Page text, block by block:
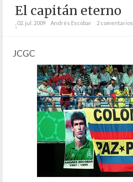
El capitán eterno
;02. jul. 2009 Andrés Escobar 2 comentarios
JCGC